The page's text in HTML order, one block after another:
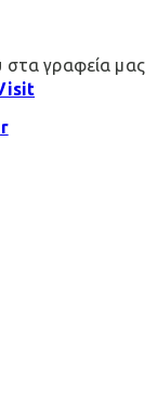
στα γραφεία μας